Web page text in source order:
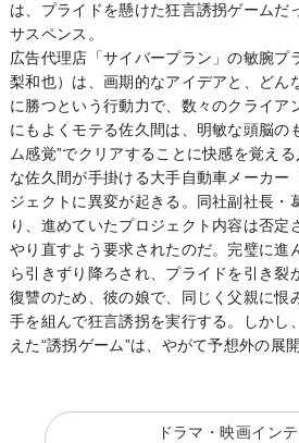
は、プライドを懸けた狂言誘拐ゲームだ
サスペンス。
広告代理店「サイバープラン」の敏腕プ
梨和也）は、画期的なアイデアと、どん
に勝つという行動力で、数々のクライア
にもよくモテる佐久間は、明敏な頭脳の
ム感覚”でクリアすることに快感を覚え
な佐久間が手掛ける大手自動車メーカー
ジェクトに異変が起きる。同社副社長・
り、進めていたプロジェクト内容は否定
やり直すよう要求されたのだ。完璧に進
ら引きずり降ろされ、プライドを引き裂
復讐のため、彼の娘で、同じく父親に恨
手を組んで狂言誘拐を実行する。しかし
えた“誘拐ゲーム”は、やがて予想外の展
ドラマ・映画イン